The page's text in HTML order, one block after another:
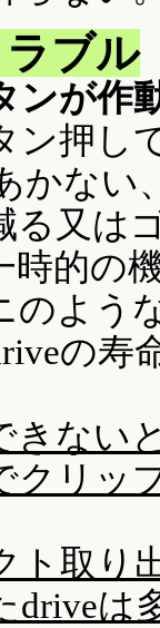
ブル
ンが作
ン押し
かない
る又は
時的の
のよう
の寿
きない
クリッ
ト取り
driveは